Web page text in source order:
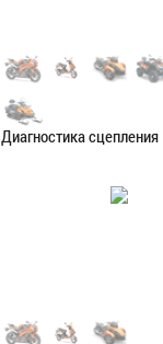
Диагностика сцепления
Диагностика